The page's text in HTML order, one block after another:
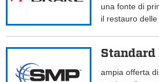
una fonte di
il restauro
ampia offerta